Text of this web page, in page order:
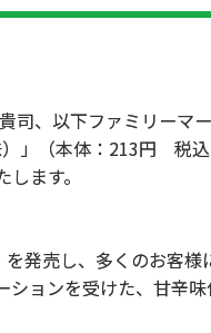
、以下ファミリーマ
」（本体：213円 税
ます。
発売し、多くのお客様
ョンを受けた、甘辛